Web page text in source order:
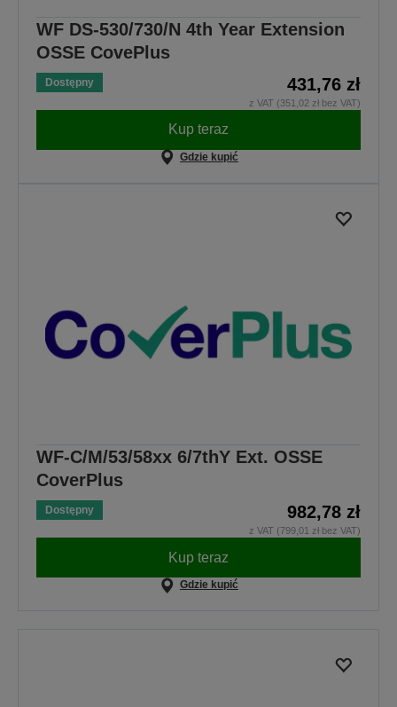
WF DS-530/730/N 4th Year Extension
OSSE CovePlus
Dostępny 431,76 zł
z VAT (351,02 zł bez VAT)
Kup teraz
Gdzie kupić
WF-C/M/53/58xx 6/7thY Ext. OSSE
CoverPlus
Dostępny 982,78 zł
z VAT (799,01 zł bez VAT)
Kup teraz
Gdzie kupić